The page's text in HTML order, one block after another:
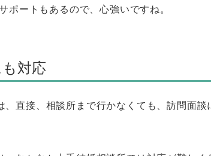
ポートもあるので、心強いですね。
対応
、直接、相談所まで行かなくても、訪問面